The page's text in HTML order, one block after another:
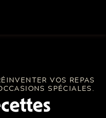
VOS REPAS
SPÉCIALES.